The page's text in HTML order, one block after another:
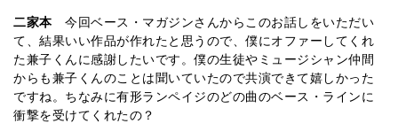
二家本今回ベース・マガジンさんからこのお話しをいただい
て、結果いい作品が作れたと思うので、僕にオファーしてくれ
た兼子くんに感謝したいです。僕の生徒やミュージシャン仲間
からも兼子くんのことは聞いていたので共演できて嬉しかった
ですね。ちなみに有形ランペイジのどの曲のベース・ラインに
衝撃を受けてくれたの？